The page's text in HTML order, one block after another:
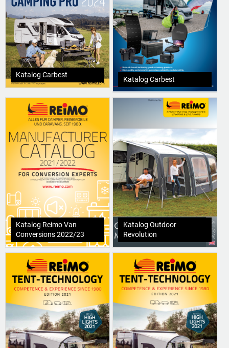
Katalog Carbest
Katalog Carbest
Katalog Reimo Van
Conversions 2022/23
Katalog Outdoor
Revolution